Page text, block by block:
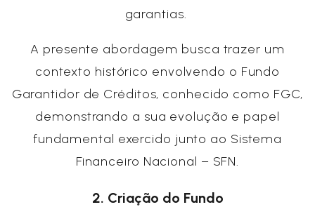
garantias.
A presente abordagem busca trazer um
contexto histórico envolvendo o Fundo
Garantidor de Créditos, conhecido como FGC,
demonstrando a sua evolução e papel
fundamental exercido junto ao Sistema
Financeiro Nacional – SFN.
2. Criação do Fundo